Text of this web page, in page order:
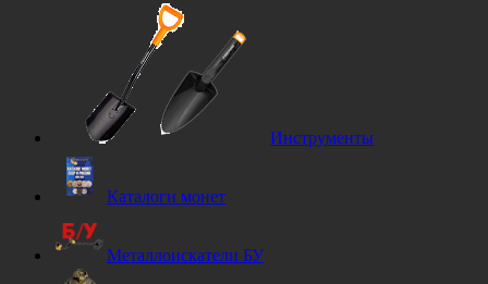
Инструменты
Каталоги монет
Металлоискатели БУ